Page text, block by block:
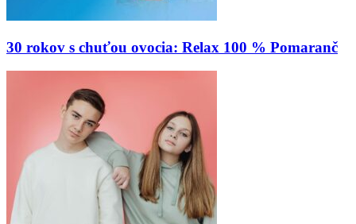
30 rokov s chuťou ovocia: Relax 100 % Pomaranč